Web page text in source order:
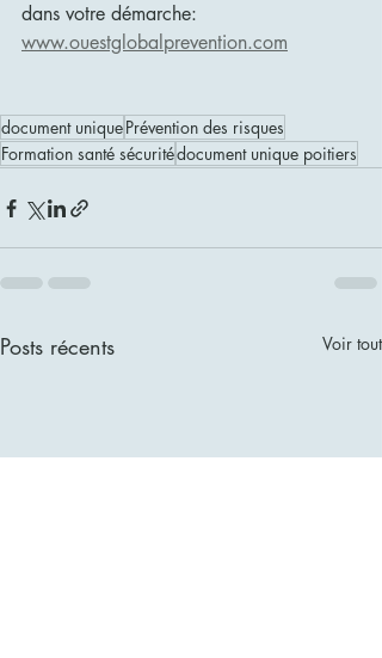
dans votre démarche:
www.ouestglobalprevention.com
document uniquePrévention des risques
Formation santé sécuritédocument unique poitiers
Posts récents Voir tout